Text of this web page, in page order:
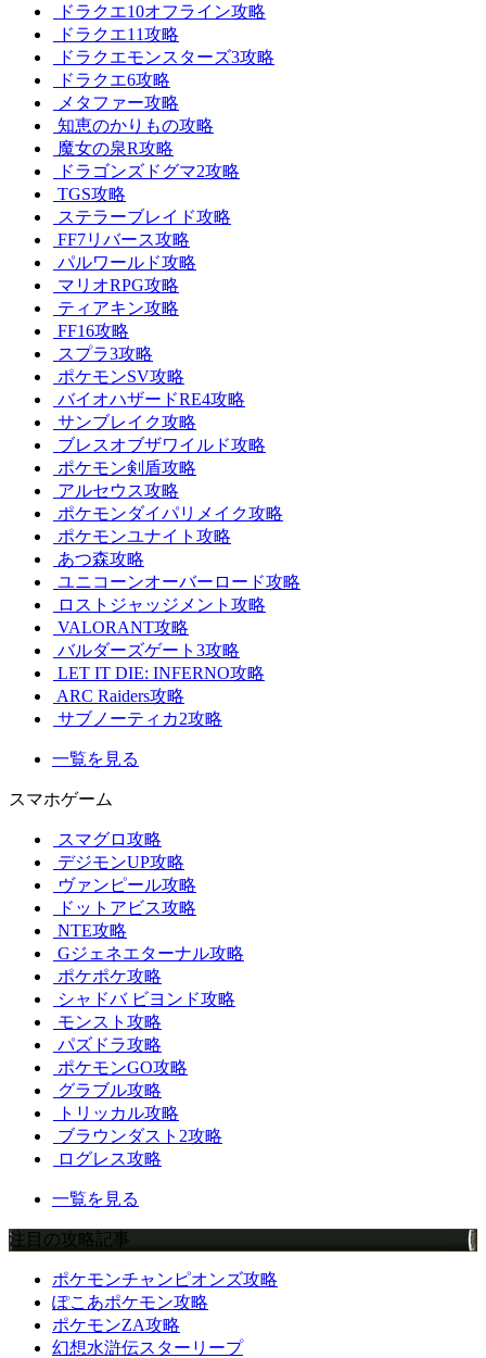
ドラクエ10オフライン攻略
ドラクエ11攻略
ドラクエモンスターズ3攻略
ドラクエ6攻略
メタファー攻略
知恵のかりもの攻略
魔女の泉R攻略
ドラゴンズドグマ2攻略
TGS攻略
ステラーブレイド攻略
FF7リバース攻略
パルワールド攻略
マリオRPG攻略
ティアキン攻略
FF16攻略
スプラ3攻略
ポケモンSV攻略
バイオハザードRE4攻略
サンブレイク攻略
ブレスオブザワイルド攻略
ポケモン剣盾攻略
アルセウス攻略
ポケモンダイパリメイク攻略
ポケモンユナイト攻略
あつ森攻略
ユニコーンオーバーロード攻略
ロストジャッジメント攻略
VALORANT攻略
バルダーズゲート3攻略
LET IT DIE: INFERNO攻略
ARC Raiders攻略
サブノーティカ2攻略
一覧を見る
スマホゲーム
スマグロ攻略
デジモンUP攻略
ヴァンピール攻略
ドットアビス攻略
NTE攻略
Gジェネエターナル攻略
ポケポケ攻略
シャドバ ビヨンド攻略
モンスト攻略
パズドラ攻略
ポケモンGO攻略
グラブル攻略
トリッカル攻略
ブラウンダスト2攻略
ログレス攻略
一覧を見る
注目の攻略記事
ポケモンチャンピオンズ攻略
ぽこあポケモン攻略
ポケモンZA攻略
幻想水滸伝スターリープ